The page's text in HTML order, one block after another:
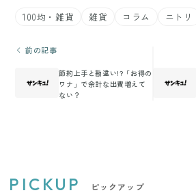
100均・雑貨 雑貨 コラム ニトリ
前の記事
節約上手と勘違い!?「お得の
ワナ」で余計な出費増えて
ない？
PICKUP ピックアップ